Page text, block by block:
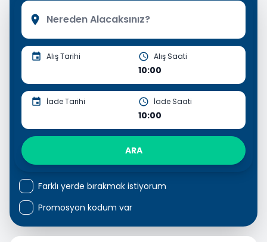
Alış Tarihi Alış Saati
10:00
İade Tarihi İade Saati
10:00
ARA
Farklı yerde bırakmak istiyorum
Promosyon kodum var